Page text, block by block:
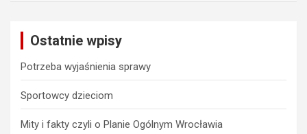
Ostatnie wpisy
Potrzeba wyjaśnienia sprawy
Sportowcy dzieciom
Mity i fakty czyli o Planie Ogólnym Wrocławia